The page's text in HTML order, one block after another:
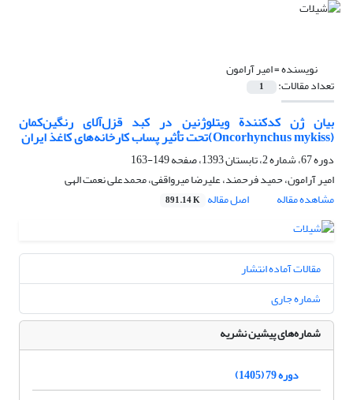
نویسنده =امیر آرامون
تعداد مقالات: 1
بیان ژن کدکنندة ویتلوژنین در کبد قزل‌آلای رنگین‌کمان
(Oncorhynchus mykiss)تحت تأثیر پساب کارخانه‌های کاغذ ایران
دوره 67، شماره 2، تابستان 1393، صفحه
149-163
امیر آرامون، حمید فرحمند، علیرضا میرواقفی، محمدعلی نعمت الهی
مشاهده مقاله
اصل مقاله 891.14 K
مقالات آماده انتشار
شماره جاری
شماره‌های پیشین نشریه
دوره 79 (1405)